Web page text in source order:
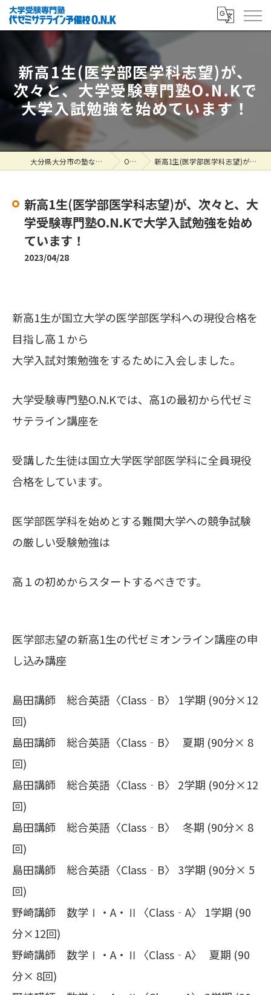
新高1生(医学部医学科志望)が、
次々と、大学受験専門塾O.N.Kで
大学入試勉強を始めています！
大分県大分市の塾なら大学受験専門塾 代ゼミサテライン予備校O.N.K ONK掲示板 新高1生(医学部医学科志望)が、次々と、大学受験専門塾O.N.Kで大学入試勉強を始めています！
新高1生(医学部医学科志望)が、次々と、大
学受験専門塾O.N.Kで大学入試勉強を始め
ています！
2023/04/28
新高1生が国立大学の医学部医学科への現役合格を
目指し高１から
大学入試対策勉強をするために入会しました。
大学受験専門塾O.N.Kでは、高1の最初から代ゼミ
サテライン講座を
受講した生徒は国立大学医学部医学科に全員現役
合格をしています。
医学部医学科を始めとする難関大学への競争試験
の厳しい受験勉強は
高１の初めからスタートするべきです。
医学部志望の新高1生の代ゼミオンライン講座の申
し込み講座
島田講師 総合英語〈Class‐B〉 1学期 (90分×12
回)
島田講師 総合英語〈Class‐B〉 夏期 (90分× 8
回)
島田講師 総合英語〈Class‐B〉 2学期 (90分×12
回)
島田講師 総合英語〈Class‐B〉 冬期 (90分× 8
回)
島田講師 総合英語〈Class‐B〉 3学期 (90分× 5
回)
野崎講師 数学Ⅰ・A・Ⅱ〈Class‐A〉 1学期 (90
分×12回)
野崎講師 数学Ⅰ・A・Ⅱ〈Class‐A〉 夏期 (90
分× 8回)